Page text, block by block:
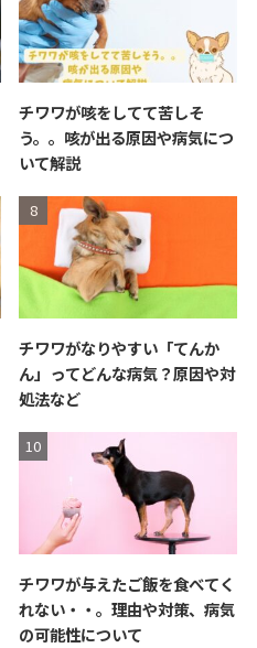
チワワが咳をしてて苦しそ
う。。咳が出る原因や病気につ
いて解説
チワワがなりやすい「てんか
ん」ってどんな病気？原因や対
処法など
チワワが与えたご飯を食べてく
れない・・。理由や対策、病気
の可能性について